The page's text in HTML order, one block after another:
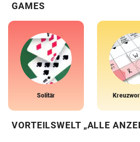
GAMES
Solitär
VORTEILSWELT „ALLE